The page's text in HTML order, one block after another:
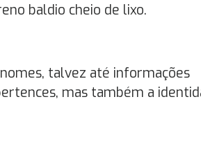
baldio cheio de lixo.
talvez até informações
mas também a